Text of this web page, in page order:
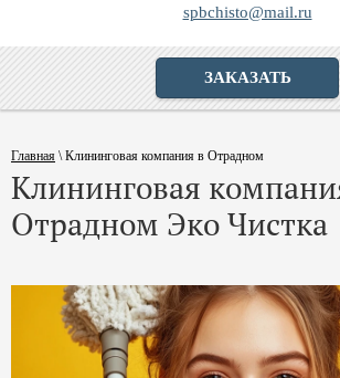
spbchisto@mail.ru
ЗАКАЗАТЬ
Главная \ Клининговая компания в Отрадном
Клининговая
Отрадном Эко Чистка